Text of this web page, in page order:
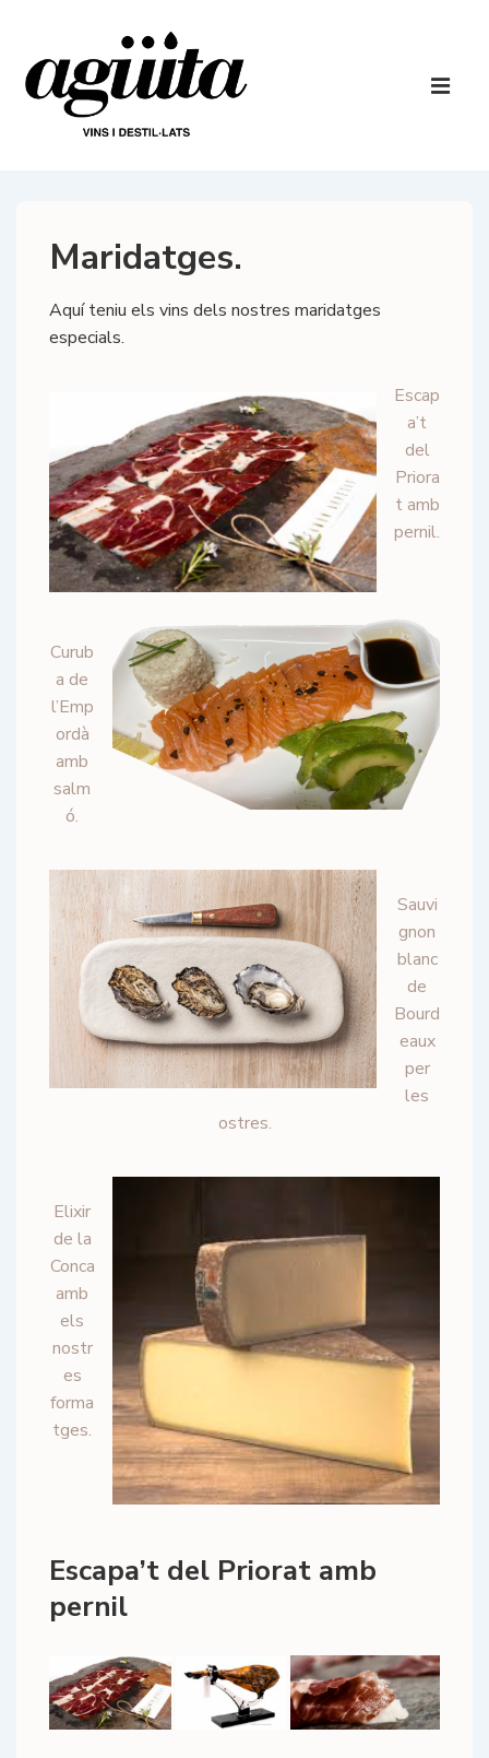
contingut
principal
Maridatges.
Aquí teniu els vins dels nostres maridatges
especials.
Escap
a’t
del
Priora
t amb
pernil.
Curub
a de
l’Emp
ordà
amb
salm
ó.
Sauvi
gnon
blanc
de
Bourd
eaux
per
les
ostres.
Elixir
de la
Conca
amb
els
nostr
es
forma
tges.
Escapa’t del Priorat amb
pernil